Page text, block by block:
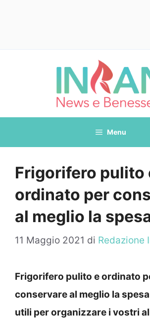
Menu
Frigorifero pulito
ordinato per
al meglio la
11 Maggio 2021 di Redazione
Frigorifero pulito e ordinato
conservare al meglio la
utili per organizzare i vostri